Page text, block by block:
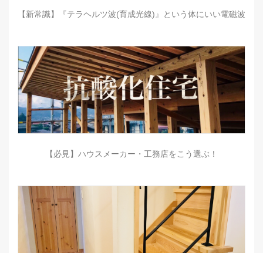
【新常識】『テラヘルツ波(育成光線)』という体にいい電磁波
【必見】ハウスメーカー・工務店をこう選ぶ！